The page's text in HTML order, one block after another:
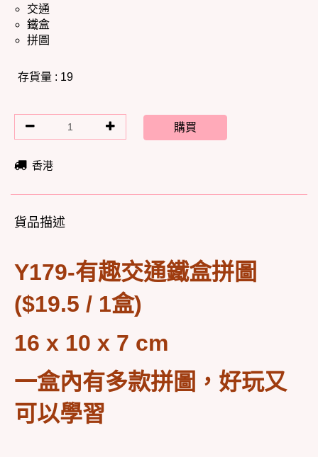
交通
鐵盒
拼圖
存貨量 : 19
購買
香港
貨品描述
Y179-有趣交通鐵盒拼圖
($19.5 / 1盒)
16 x 10 x 7 cm
一盒內有多款拼圖，好玩又
可以學習